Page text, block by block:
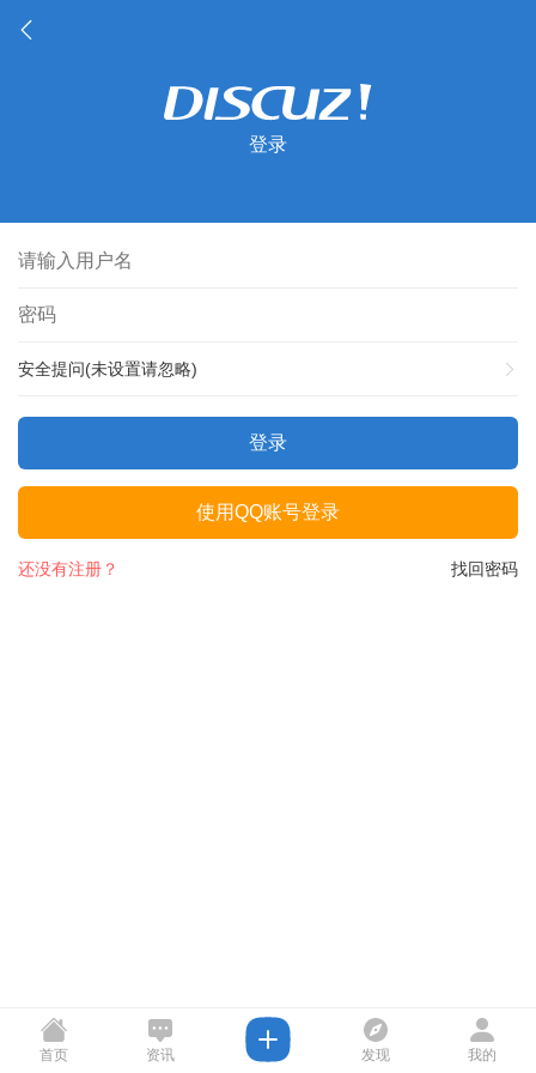
登录
安全提问(未设置请忽略)
登录
使用QQ账号登录
找回密码
还没有注册？
首页 资讯 发现 我的